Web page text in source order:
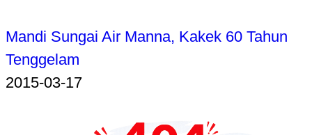
Mandi Sungai Air Manna, Kakek 60 Tahun
Tenggelam
2015-03-17